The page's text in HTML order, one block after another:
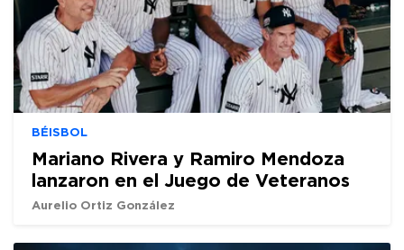
BÉISBOL
Mariano Rivera y Ramiro Mendoza
lanzaron en el Juego de Veteranos
Aurelio Ortiz González